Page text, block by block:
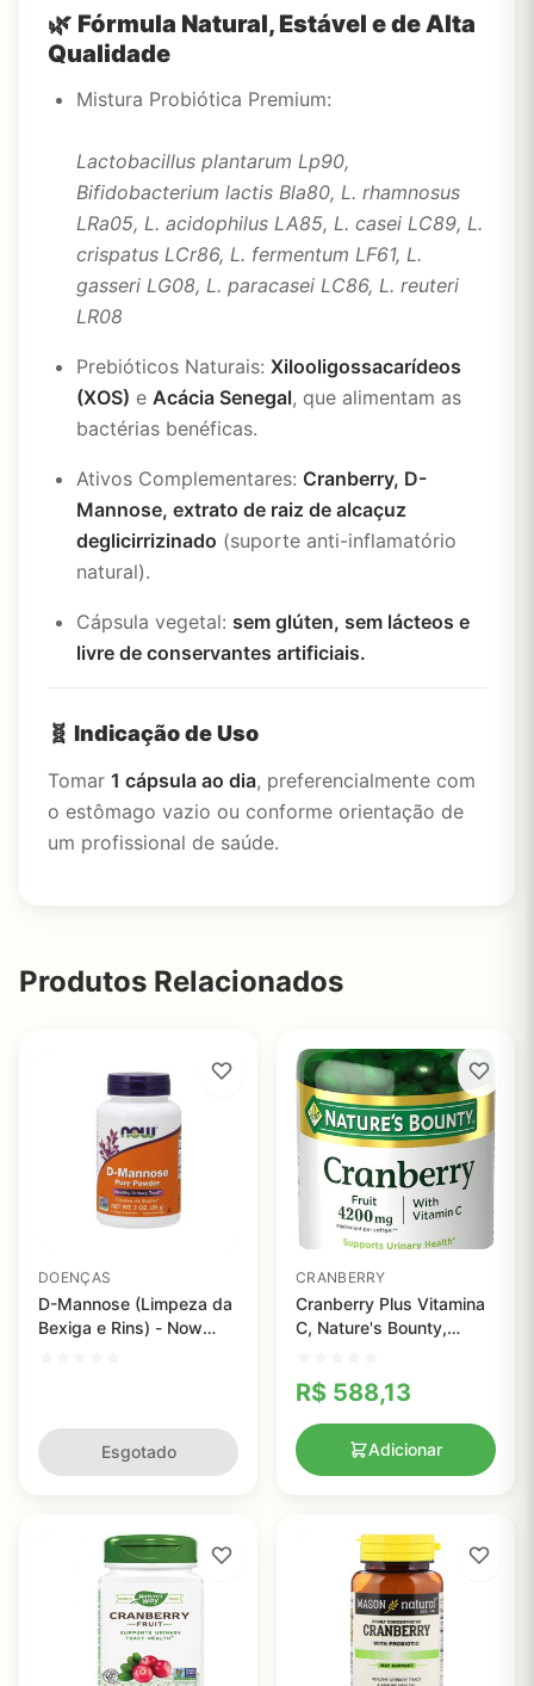
🌿 Fórmula Natural, Estável e de Alta
Qualidade
Mistura Probiótica Premium:
Lactobacillus plantarum Lp90,
Bifidobacterium lactis Bla80, L. rhamnosus
LRa05, L. acidophilus LA85, L. casei LC89, L.
crispatus LCr86, L. fermentum LF61, L.
gasseri LG08, L. paracasei LC86, L. reuteri
LR08
Prebióticos Naturais: Xilooligossacarídeos
(XOS) e Acácia Senegal, que alimentam as
bactérias benéficas.
Ativos Complementares: Cranberry, D-
Mannose, extrato de raiz de alcaçuz
deglicirrizinado (suporte anti-inflamatório
natural).
Cápsula vegetal: sem glúten, sem lácteos e
livre de conservantes artificiais.
🧬 Indicação de Uso
Tomar 1 cápsula ao dia, preferencialmente com
o estômago vazio ou conforme orientação de
um profissional de saúde.
Produtos Relacionados
DOENÇAS
D-Mannose (Limpeza da
Bexiga e Rins) - Now
Esgotado
CRANBERRY
Cranberry Plus Vitamina
C, Nature's Bounty,
R$ 588,13
Adicionar